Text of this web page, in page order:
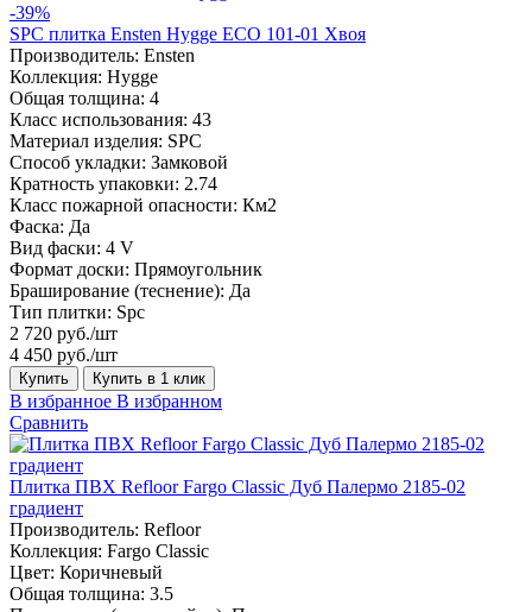
-39%
SPC плитка Ensten Hygge ECO 101-01 Хвоя
Производитель: Ensten
Коллекция: Hygge
Общая толщина: 4
Класс использования: 43
Материал изделия: SPC
Способ укладки: Замковой
Кратность упаковки: 2.74
Класс пожарной опасности: Км2
Фаска: Да
Вид фаски: 4 V
Формат доски: Прямоугольник
Браширование (теснение): Да
Тип плитки: Spc
2 720 руб./шт
4 450 руб./шт
Купить Купить в 1 клик
В избранное В избранном
Сравнить
Плитка ПВХ Refloor Fargo Classic Дуб Палермо 2185-02
градиент
Производитель: Refloor
Коллекция: Fargo Classic
Цвет: Коричневый
Общая толщина: 3.5